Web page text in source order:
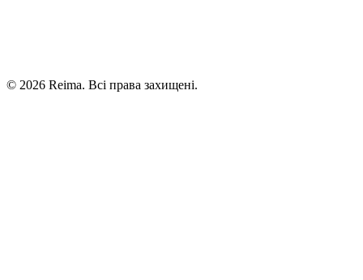
© 2026 Reima. Всі права захищені.